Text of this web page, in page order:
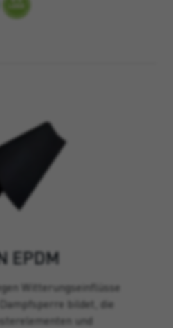
EPDM
Witterungseinflüsse
bildet, die
und